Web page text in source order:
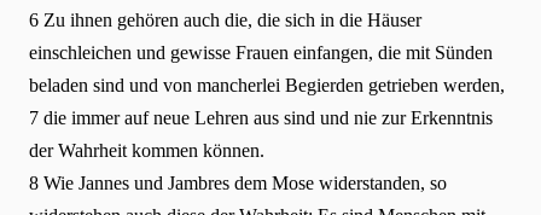
6 Zu ihnen gehören auch die, die sich in die Häuser
einschleichen und gewisse Frauen einfangen, die mit Sünden
beladen sind und von mancherlei Begierden getrieben werden,
7 die immer auf neue Lehren aus sind und nie zur Erkenntnis
der Wahrheit kommen können.
8 Wie Jannes und Jambres dem Mose widerstanden, so